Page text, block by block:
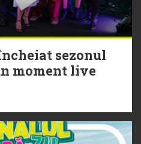
Aia x DJ
Theo Rose -
sezonul
moment live